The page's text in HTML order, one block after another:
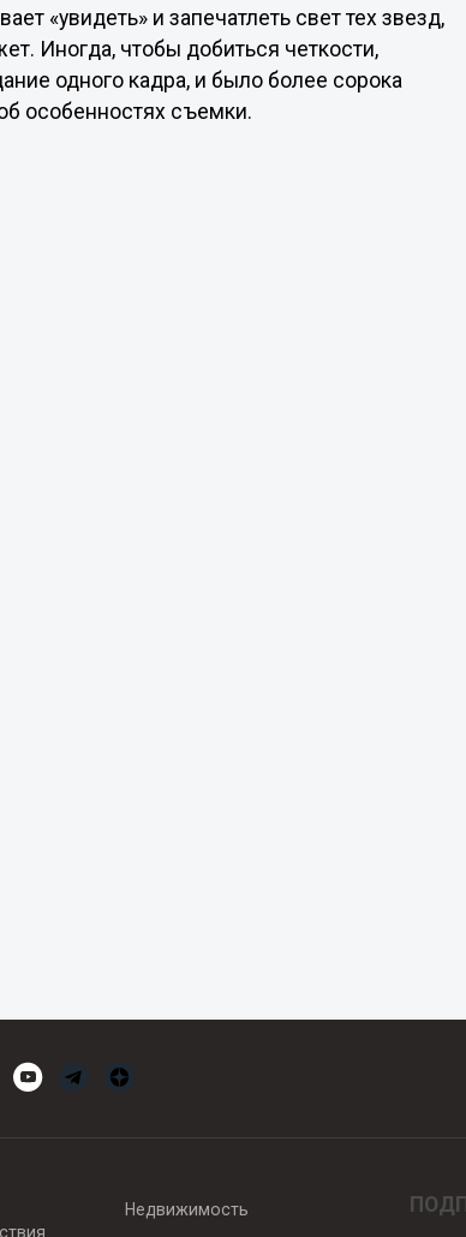
«увидеть» и запечатлеть свет тех звезд,
Иногда, чтобы добиться четкости,
одного кадра, и было более сорока
особенностях съемки.
Недвижимость